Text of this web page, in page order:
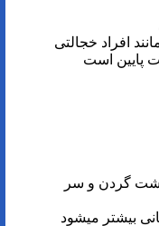
افراد خجالتی
پایین است
گردن و سر
بیشتر می­شود